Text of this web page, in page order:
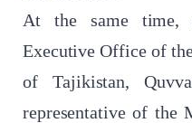
At the same time,
Executive Office of
of Tajikistan,
representative of the